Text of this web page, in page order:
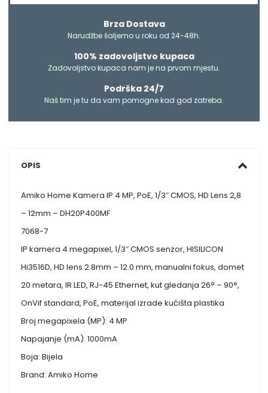
Brza Dostava
Narudžbe šaljemo u roku od 24-48h.
100% zadovoljstvo kupaca
Zadovoljstvo kupaca nam je na prvom mjestu.
Podrška 24/7
Naš tim je tu da vam pomogne kad god zatreba.
OPIS
Amiko Home Kamera IP 4 MP, PoE, 1/3″ CMOS, HD Lens 2,8
– 12mm – DH20P400MF
7068-7
IP kamera 4 megapixel, 1/3″ CMOS senzor, HISILICON
Hi3516D, HD lens 2.8mm – 12.0 mm, manualni fokus, domet
20 metara, IR LED, RJ-45 Ethernet, kut gledanja 26° – 90°,
OnVif standard, PoE, materijal izrade kućišta plastika
Broj megapixela (MP): 4 MP
Napajanje (mA): 1000mA
Boja: Bijela
Brand: Amiko Home